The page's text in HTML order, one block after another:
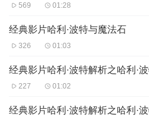
569 01:28
经典影片哈利·波特与魔法石
326 01:03
经典影片哈利·波特解析之哈利·
227 01:02
经典影片哈利·波特解析之哈利·